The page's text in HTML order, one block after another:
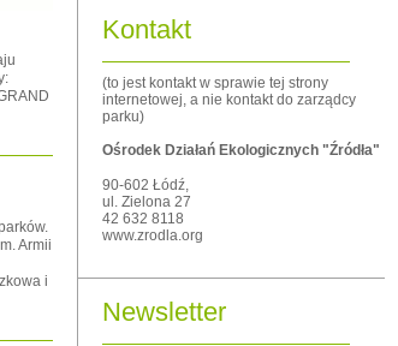
Armii
i
Kontakt
(to jest kontakt w sprawie tej strony
internetowej, a nie kontakt do zarządcy
parku)
Ośrodek Działań Ekologicznych "Źródła"
90-602 Łódź,
ul. Zielona 27
42 632 8118
www.zrodla.org
Newsletter